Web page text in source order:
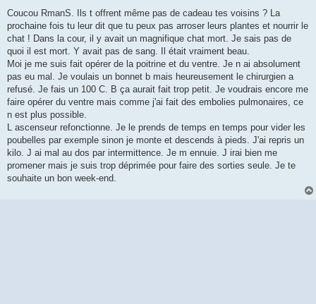
s
a
g
Coucou RmanS. Ils t offrent même pas de cadeau tes voisins ? La
prochaine fois tu leur dit que tu peux pas arroser leurs plantes et nourrir le
chat ! Dans la cour, il y avait un magnifique chat mort. Je sais pas de
quoi il est mort. Y avait pas de sang. Il était vraiment beau.
Moi je me suis fait opérer de la poitrine et du ventre. Je n ai absolument
pas eu mal. Je voulais un bonnet b mais heureusement le chirurgien a
refusé. Je fais un 100 C. B ça aurait fait trop petit. Je voudrais encore me
faire opérer du ventre mais comme j'ai fait des embolies pulmonaires, ce
n est plus possible.
L ascenseur refonctionne. Je le prends de temps en temps pour vider les
poubelles par exemple sinon je monte et descends à pieds. J'ai repris un
kilo. J ai mal au dos par intermittence. Je m ennuie. J irai bien me
promener mais je suis trop déprimée pour faire des sorties seule. Je te
souhaite un bon week-end.